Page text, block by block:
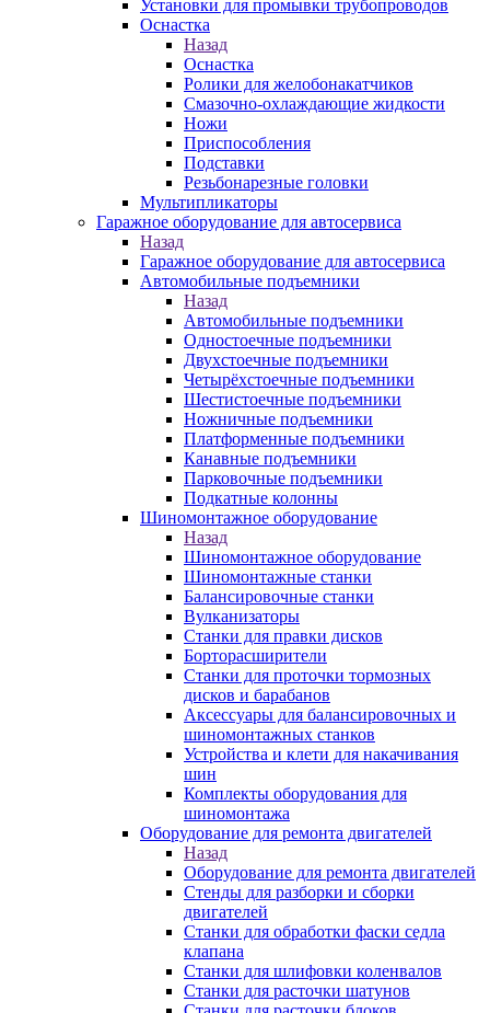
Установки для промывки трубопроводов
Оснастка
Назад
Оснастка
Ролики для желобонакатчиков
Смазочно-охлаждающие жидкости
Ножи
Приспособления
Подставки
Резьбонарезные головки
Мультипликаторы
Гаражное оборудование для автосервиса
Назад
Гаражное оборудование для автосервиса
Автомобильные подъемники
Назад
Автомобильные подъемники
Одностоечные подъемники
Двухстоечные подъемники
Четырёхстоечные подъемники
Шестистоечные подъемники
Ножничные подъемники
Платформенные подъемники
Канавные подъемники
Парковочные подъемники
Подкатные колонны
Шиномонтажное оборудование
Назад
Шиномонтажное оборудование
Шиномонтажные станки
Балансировочные станки
Вулканизаторы
Станки для правки дисков
Борторасширители
Станки для проточки тормозных
дисков и барабанов
Аксессуары для балансировочных и
шиномонтажных станков
Устройства и клети для накачивания
шин
Комплекты оборудования для
шиномонтажа
Оборудование для ремонта двигателей
Назад
Оборудование для ремонта двигателей
Стенды для разборки и сборки
двигателей
Станки для обработки фаски седла
клапана
Станки для шлифовки коленвалов
Станки для расточки шатунов